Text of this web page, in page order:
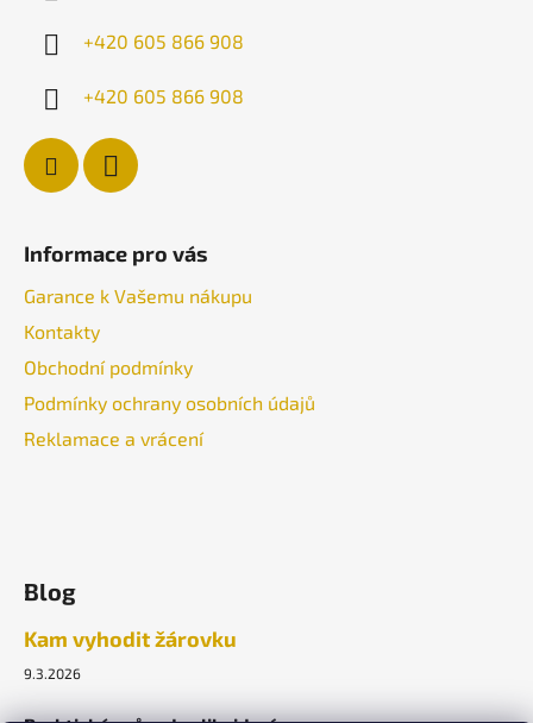
+420 605 866 908
+420 605 866 908
Informace pro vás
Garance k Vašemu nákupu
Kontakty
Obchodní podmínky
Podmínky ochrany osobních údajů
Reklamace a vrácení
Blog
Kam vyhodit žárovku
9.3.2026